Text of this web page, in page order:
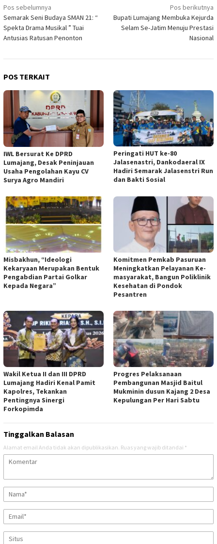
Navigasi
pos
Pos sebelumnya
Semarak Seni Budaya SMAN 21: “
Spekta Drama Musikal ” Tuai
Antusias Ratusan Penonton
Pos berikutnya
Bupati Lumajang Membuka Kejurda
Selam Se-Jatim Menuju Prestasi
Nasional
POS TERKAIT
IWL Bersurat Ke DPRD
Lumajang, Desak Peninjauan
Usaha Pengolahan Kayu CV
Surya Agro Mandiri
Peringati HUT ke-80
Jalasenastri, Dankodaeral IX
Hadiri Semarak Jalasenstri Run
dan Bakti Sosial
Misbakhun, “Ideologi
Kekaryaan Merupakan Bentuk
Pengabdian Partai Golkar
Kepada Negara”
Komitmen Pemkab Pasuruan
Meningkatkan Pelayanan Ke-
masyarakat, Bangun Poliklinik
Kesehatan di Pondok
Pesantren
Wakil Ketua II dan III DPRD
Lumajang Hadiri Kenal Pamit
Kapolres, Tekankan
Pentingnya Sinergi
Forkopimda
Progres Pelaksanaan
Pembangunan Masjid Baitul
Mukminin dusun Kajang 2 Desa
Kepulungan Per Hari Sabtu
Tinggalkan Balasan
Alamat email Anda tidak akan dipublikasikan. Ruas yang wajib ditandai *